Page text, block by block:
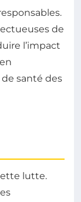
de
l’impact
santé des
lutte.